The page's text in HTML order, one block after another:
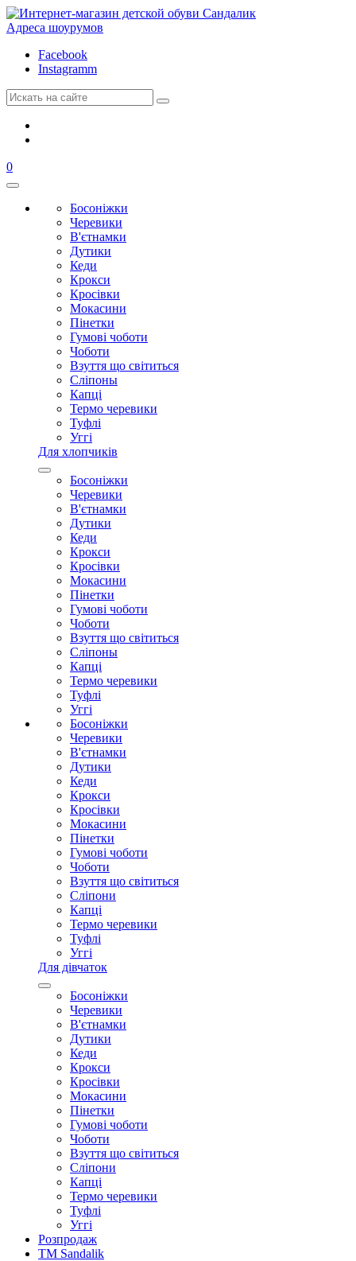
Адреса шоурумов
Facebook
Instagramm
0
Босоніжки
Черевики
В'єтнамки
Дутики
Кеди
Крокси
Кросівки
Мокасини
Пінетки
Гумові чоботи
Чоботи
Взуття що світиться
Сліпоны
Капці
Термо черевики
Туфлі
Уггі
Для хлопчиків
Босоніжки
Черевики
В'єтнамки
Дутики
Кеди
Крокси
Кросівки
Мокасини
Пінетки
Гумові чоботи
Чоботи
Взуття що світиться
Сліпоны
Капці
Термо черевики
Туфлі
Уггі
Босоніжки
Черевики
В'єтнамки
Дутики
Кеди
Крокси
Кросівки
Мокасини
Пінетки
Гумові чоботи
Чоботи
Взуття що світиться
Сліпони
Капці
Термо черевики
Туфлі
Уггі
Для дівчаток
Босоніжки
Черевики
В'єтнамки
Дутики
Кеди
Крокси
Кросівки
Мокасини
Пінетки
Гумові чоботи
Чоботи
Взуття що світиться
Сліпони
Капці
Термо черевики
Туфлі
Уггі
Розпродаж
TM Sandalik